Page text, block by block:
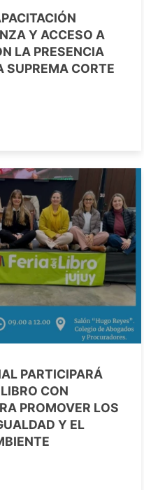
Y ACCESO A
LA PRESENCIA
SUPREMA CORTE
PARTICIPARÁ
CON
PROMOVER LOS
Y EL